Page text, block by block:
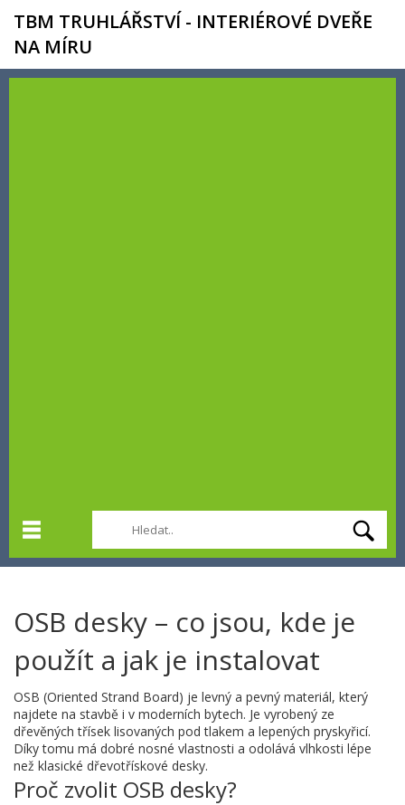
TBM TRUHLÁŘSTVÍ - INTERIÉROVÉ DVEŘE
NA MÍRU
OSB desky – co jsou, kde je
použít a jak je instalovat
OSB (Oriented Strand Board) je levný a pevný materiál, který
najdete na stavbě i v moderních bytech. Je vyrobený ze
dřevěných třísek lisovaných pod tlakem a lepených pryskyřicí.
Díky tomu má dobré nosné vlastnosti a odolává vlhkosti lépe
než klasické dřevotřískové desky.
Proč zvolit OSB desky?